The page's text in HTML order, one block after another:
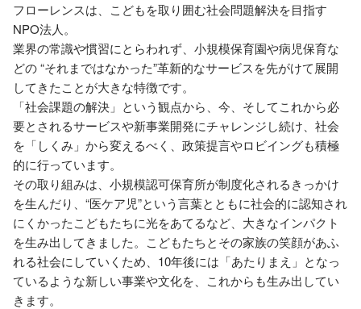
フローレンスは、こどもを取り囲む社会問題解決を目指す
NPO法人。
業界の常識や慣習にとらわれず、小規模保育園や病児保育な
どの “それまではなかった”革新的なサービスを先がけて展開
してきたことが大きな特徴です。
「社会課題の解決」という観点から、今、そしてこれから必
要とされるサービスや新事業開発にチャレンジし続け、社会
を「しくみ」から変えるべく、政策提言やロビイングも積極
的に行っています。
その取り組みは、小規模認可保育所が制度化されるきっかけ
を生んだり、“医ケア児”という言葉とともに社会的に認知され
にくかったこどもたちに光をあてるなど、大きなインパクト
を生み出してきました。こどもたちとその家族の笑顔があふ
れる社会にしていくため、10年後には「あたりまえ」となっ
ているような新しい事業や文化を、これからも生み出してい
きます。